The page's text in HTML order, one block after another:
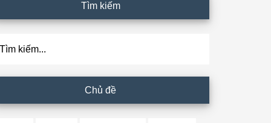
Tìm kiếm
Chủ đề